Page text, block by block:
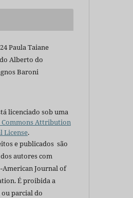
Paula Taiane
Alberto do
Baroni
licenciado sob uma
Commons Attribution
License.
e publicados são
autores com
American Journal of
É proibida a
parcial do